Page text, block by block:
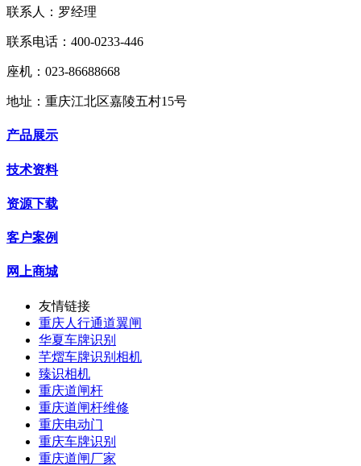
联系人：罗经理
联系电话：400-0233-446
座机：023-86688668
地址：重庆江北区嘉陵五村15号
产品展示
技术资料
资源下载
客户案例
网上商城
友情链接
重庆人行通道翼闸
华夏车牌识别
芊熠车牌识别相机
臻识相机
重庆道闸杆
重庆道闸杆维修
重庆电动门
重庆车牌识别
重庆道闸厂家